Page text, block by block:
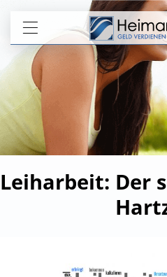
Leiharbeit: Der